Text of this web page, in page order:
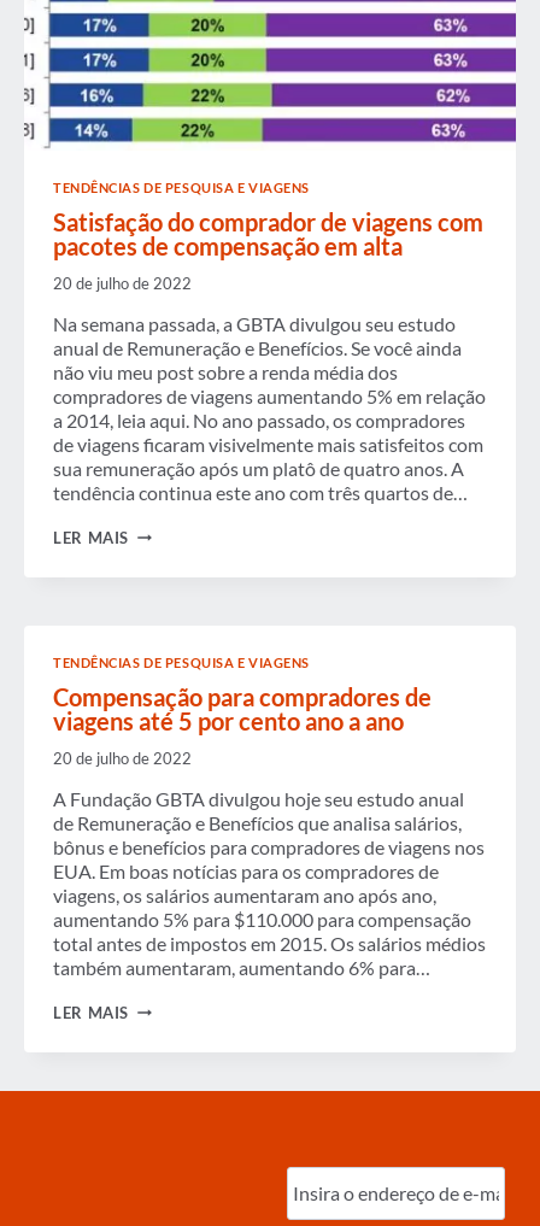
TENDÊNCIAS DE PESQUISA E VIAGENS
Satisfação do comprador de viagens com
pacotes de compensação em alta
20 de julho de 2022
Na semana passada, a GBTA divulgou seu estudo
anual de Remuneração e Benefícios. Se você ainda
não viu meu post sobre a renda média dos
compradores de viagens aumentando 5% em relação
a 2014, leia aqui. No ano passado, os compradores
de viagens ficaram visivelmente mais satisfeitos com
sua remuneração após um platô de quatro anos. A
tendência continua este ano com três quartos de…
LER MAIS SATISFAÇÃO
DE
COMPENSAÇÃO
EM
ALTA
TENDÊNCIAS DE PESQUISA E VIAGENS
Compensação para compradores de
viagens até 5 por cento ano a ano
20 de julho de 2022
A Fundação GBTA divulgou hoje seu estudo anual
de Remuneração e Benefícios que analisa salários,
bônus e benefícios para compradores de viagens nos
EUA. Em boas notícias para os compradores de
viagens, os salários aumentaram ano após ano,
aumentando 5% para $110.000 para compensação
total antes de impostos em 2015. Os salários médios
também aumentaram, aumentando 6% para…
LER MAIS COMPENSAÇÃO
Digite
o
e-